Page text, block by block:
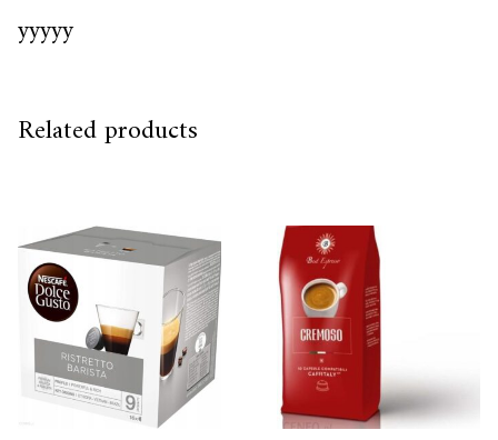
yyyyy
Related products